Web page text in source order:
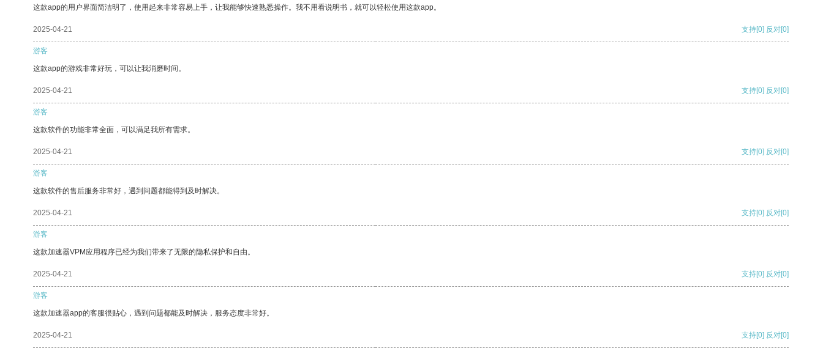
这款app的用户界面简洁明了，使用起来非常容易上手，让我能够快速熟悉操作。我不用看说明书，就可以轻松使用这款app。
2025-04-21 支持[0] 反对[0]
游客
这款app的游戏非常好玩，可以让我消磨时间。
2025-04-21 支持[0] 反对[0]
游客
这款软件的功能非常全面，可以满足我所有需求。
2025-04-21 支持[0] 反对[0]
游客
这款软件的售后服务非常好，遇到问题都能得到及时解决。
2025-04-21 支持[0] 反对[0]
游客
这款加速器VPM应用程序已经为我们带来了无限的隐私保护和自由。
2025-04-21 支持[0] 反对[0]
游客
这款加速器app的客服很贴心，遇到问题都能及时解决，服务态度非常好。
2025-04-21 支持[0] 反对[0]